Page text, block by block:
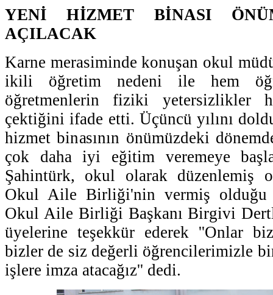
YENİ HİZMET BİNASI
AÇILACAK
Karne merasiminde konuşan okul
ikili öğretim nedeni ile hem
öğretmenlerin fiziki yetersizlikler
çektiğini ifade etti. Üçüncü yılını
hizmet binasının önümüzdeki
çok daha iyi eğitim veremeye
Şahintürk, okul olarak düzenlemiş
Okul Aile Birliği'nin vermiş olduğu
Okul Aile Birliği Başkanı Birgivi
üyelerine teşekkür ederek ''Onlar
bizler de siz değerli öğrencilerimizle
işlere imza atacağız'' dedi.